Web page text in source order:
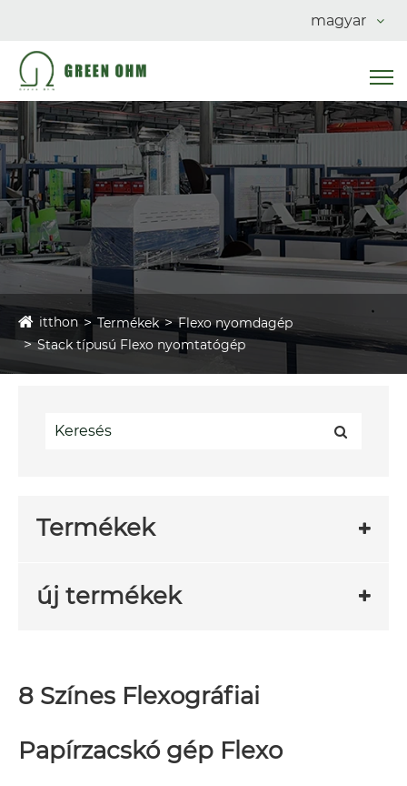
magyar
itthon Termékek
Flexo nyomdagép
Stack típusú Flexo nyomtatógép
Termékek
új termékek
8 Színes Flexográfiai
Papírzacskó gép Flexo